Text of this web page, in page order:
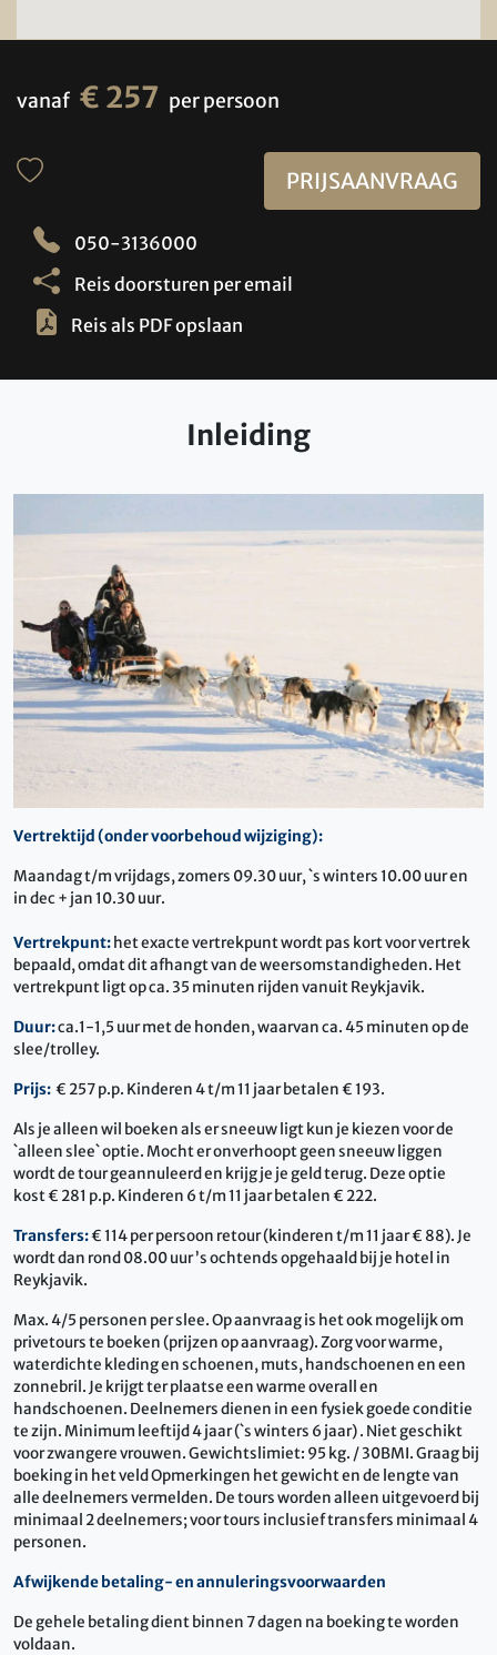
vanaf € 257 per persoon
PRIJSAANVRAAG
050-3136000
Reis doorsturen per email
Reis als PDF opslaan
Inleiding
Vertrektijd (onder voorbehoud wijziging):
Maandag t/m vrijdags, zomers 09.30 uur, `s winters 10.00 uur en
in dec + jan 10.30 uur.
Vertrekpunt: het exacte vertrekpunt wordt pas kort voor vertrek
bepaald, omdat dit afhangt van de weersomstandigheden. Het
vertrekpunt ligt op ca. 35 minuten rijden vanuit Reykjavik.
Duur:ca.1-1,5 uur met de honden, waarvan ca. 45 minuten op de
slee/trolley.
Prijs: € 257 p.p. Kinderen 4 t/m 11 jaar betalen € 193.
Als je alleen wil boeken als er sneeuw ligt kun je kiezen voor de
`alleen slee` optie. Mocht er onverhoopt geen sneeuw liggen
wordt de tour geannuleerd en krijg je je geld terug. Deze optie
kost € 281 p.p. Kinderen 6 t/m 11 jaar betalen € 222.
Transfers:€ 114 per persoon retour (kinderen t/m 11 jaar € 88). Je
wordt dan rond 08.00 uur ’s ochtends opgehaald bij je hotel in
Reykjavik.
Max. 4/5 personen per slee. Op aanvraag is het ook mogelijk om
privetours te boeken (prijzen op aanvraag). Zorg voor warme,
waterdichte kleding en schoenen, muts, handschoenen en een
zonnebril. Je krijgt ter plaatse een warme overall en
handschoenen. Deelnemers dienen in een fysiek goede conditie
te zijn. Minimum leeftijd 4 jaar (`s winters 6 jaar) . Niet geschikt
voor zwangere vrouwen. Gewichtslimiet: 95 kg. / 30BMI. Graag bij
boeking in het veld Opmerkingen het gewicht en de lengte van
alle deelnemers vermelden. De tours worden alleen uitgevoerd bij
minimaal 2 deelnemers; voor tours inclusief transfers minimaal 4
personen.
Afwijkende betaling- en annuleringsvoorwaarden
De gehele betaling dient binnen 7 dagen na boeking te worden
voldaan.